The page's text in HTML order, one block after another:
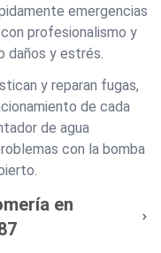
emergencias
profesionalismo y
daños y estrés.
y reparan fugas,
de cada
de agua
con la bomba
en